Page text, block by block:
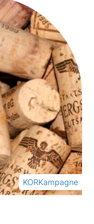
KORKampagne